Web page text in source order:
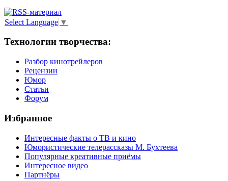
Select Language ▼
Технологии творчества:
Разбор кинотрейлеров
Рецензии
Юмор
Статьи
Форум
Избранное
Интересные факты о ТВ и кино
Юмористические телерассказы М. Бухтеева
Популярные креативные приёмы
Интересное видео
Партнёры